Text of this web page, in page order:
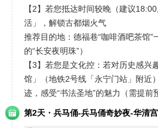
【2】若您抵达时间较晚（建议
活」，解锁古都烟火气
推荐目的地：德福巷“咖啡酒吧茶馆”
的“长安夜明珠”）
【3】若您是文化控：若对历史感兴
馆」（地铁2号线「永宁门站」附近
迹，感受“书法圣地”的魅力（需提前
第2天 · 兵马俑-兵马俑奇妙夜-华清宫